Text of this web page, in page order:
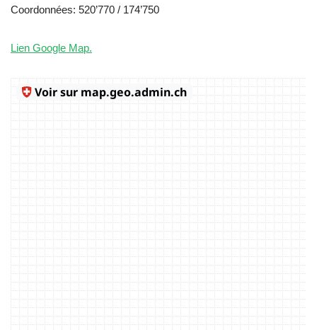
Coordonnées: 520’770 / 174’750
Lien Google Map.